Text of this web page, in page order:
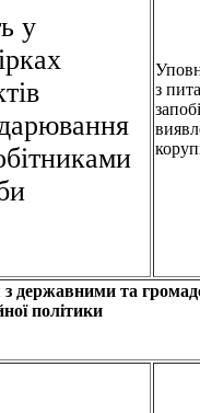
у
з
з державними та
політики